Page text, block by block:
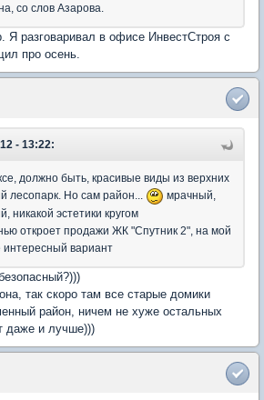
со слов Азарова.
Я разговаривал в офисе ИнвестСтроя с
про осень.
- 13:22:
должно быть, красивые виды из верхних
лесопарк. Но сам район...
мрачный,
никакой эстетики кругом
откроет продажи ЖК "Спутник 2", на мой
интересный вариант
так скоро там все старые домики
район, ничем не хуже остальных
даже и лучше)))